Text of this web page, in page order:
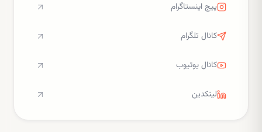
پیج اینستاگرام
کانال تلگرام
کانال یوتیوب
لینکدین